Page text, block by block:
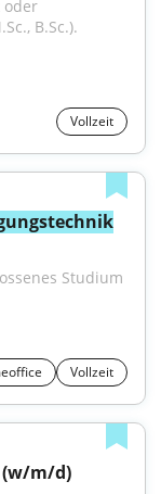
oder
B.Sc.).
Vollzeit
Studium
Vollzeit
(w/m/d)